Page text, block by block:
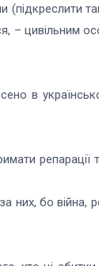
–
в
бо війна,